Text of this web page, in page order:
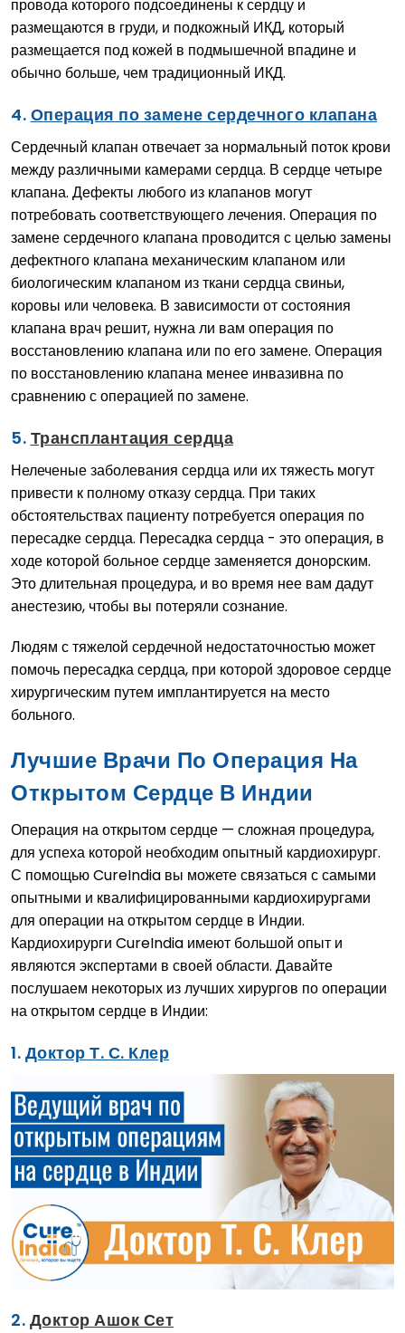
провода которого подсоединены к сердцу и
размещаются в груди, и подкожный ИКД, который
размещается под кожей в подмышечной впадине и
обычно больше, чем традиционный ИКД.
4. Операция по замене сердечного клапана
Сердечный клапан отвечает за нормальный поток крови
между различными камерами сердца. В сердце четыре
клапана. Дефекты любого из клапанов могут
потребовать соответствующего лечения. Операция по
замене сердечного клапана проводится с целью замены
дефектного клапана механическим клапаном или
биологическим клапаном из ткани сердца свиньи,
коровы или человека. В зависимости от состояния
клапана врач решит, нужна ли вам операция по
восстановлению клапана или по его замене. Операция
по восстановлению клапана менее инвазивна по
сравнению с операцией по замене.
5. Трансплантация сердца
Нелеченые заболевания сердца или их тяжесть могут
привести к полному отказу сердца. При таких
обстоятельствах пациенту потребуется операция по
пересадке сердца. Пересадка сердца - это операция, в
ходе которой больное сердце заменяется донорским.
Это длительная процедура, и во время нее вам дадут
анестезию, чтобы вы потеряли сознание.
Людям с тяжелой сердечной недостаточностью может
помочь пересадка сердца, при которой здоровое сердце
хирургическим путем имплантируется на место
больного.
Лучшие Врачи По Операция На
Открытом Сердце В Индии
Операция на открытом сердце — сложная процедура,
для успеха которой необходим опытный кардиохирург.
С помощью CureIndia вы можете связаться с самыми
опытными и квалифицированными кардиохирургами
для операции на открытом сердце в Индии.
Кардиохирурги CureIndia имеют большой опыт и
являются экспертами в своей области. Давайте
послушаем некоторых из лучших хирургов по операции
на открытом сердце в Индии:
1. Доктор Т. С. Клер
2. Доктор Ашок Сет